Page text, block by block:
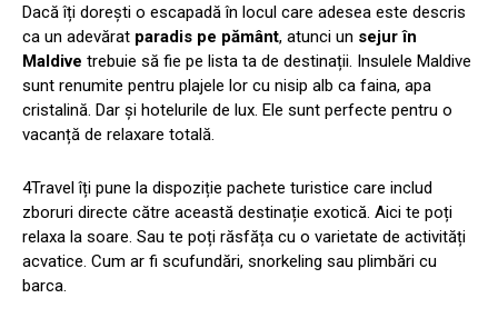
Dacă îți dorești o escapadă în locul care adesea este descris
ca un adevărat paradis pe pământ, atunci un sejur în
Maldive trebuie să fie pe lista ta de destinații. Insulele Maldive
sunt renumite pentru plajele lor cu nisip alb ca faina, apa
cristalină. Dar și hotelurile de lux. Ele sunt perfecte pentru o
vacanță de relaxare totală.
4Travel îți pune la dispoziție pachete turistice care includ
zboruri directe către această destinație exotică. Aici te poți
relaxa la soare. Sau te poți răsfăța cu o varietate de activități
acvatice. Cum ar fi scufundări, snorkeling sau plimbări cu
barca.